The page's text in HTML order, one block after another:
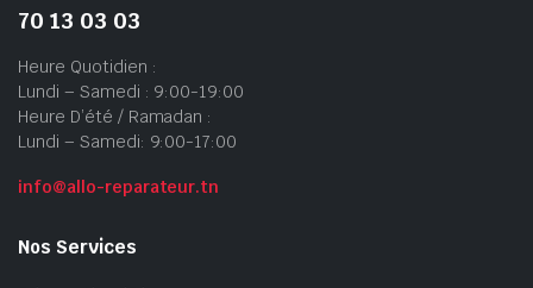
70 13 03 03
Heure Quotidien :
Lundi – Samedi : 9:00-19:00
Heure D’été / Ramadan :
Lundi – Samedi: 9:00-17:00
info@allo-reparateur.tn
Nos Services